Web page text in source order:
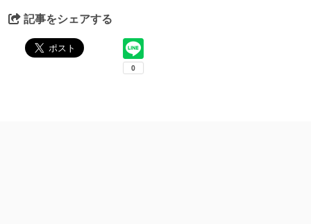
記事をシェアする